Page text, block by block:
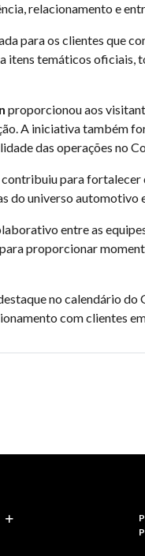
relacionamento e
para os clientes que
temáticos oficiais,
proporcionou aos
A iniciativa também
das operações no
para
do universo
entre as
proporcionar
no calendário
com clientes